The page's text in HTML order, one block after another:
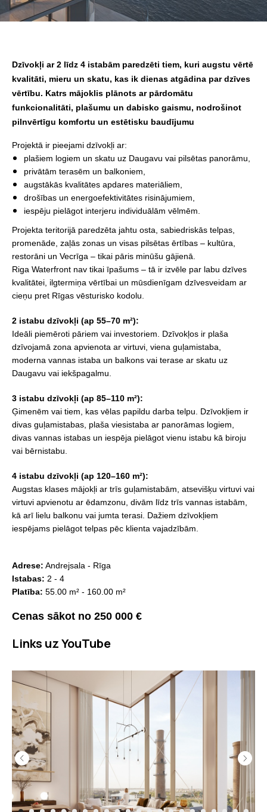
Dzīvokļi ar 2 līdz 4 istabām paredzēti tiem, kuri augstu vērtē
kvalitāti, mieru un skatu, kas ik dienas atgādina par dzīves
vērtību. Katrs mājoklis plānots ar pārdomātu
funkcionalitāti, plašumu un dabisko gaismu, nodrošinot
pilnvērtīgu komfortu un estētisku baudījumu
Projektā ir pieejami dzīvokļi ar:
plašiem logiem un skatu uz Daugavu vai pilsētas panorāmu,
privātām terasēm un balkoniem,
augstākās kvalitātes apdares materiāliem,
drošības un energoefektivitātes risinājumiem,
iespēju pielāgot interjeru individuālām vēlmēm.
Projekta teritorijā paredzēta jahtu osta, sabiedriskās telpas,
promenāde, zaļās zonas un visas pilsētas ērtības – kultūra,
restorāni un Vecrīga – tikai pāris minūšu gājienā.
Riga Waterfront nav tikai īpašums – tā ir izvēle par labu dzīves
kvalitātei, ilgtermiņa vērtībai un mūsdienīgam dzīvesveidam ar
cieņu pret Rīgas vēsturisko kodolu.
2 istabu dzīvokļi (ap 55–70 m²):
Ideāli piemēroti pāriem vai investoriem. Dzīvokļos ir plaša
dzīvojamā zona apvienota ar virtuvi, viena guļamistaba,
moderna vannas istaba un balkons vai terase ar skatu uz
Daugavu vai iekšpagalmu.
3 istabu dzīvokļi (ap 85–110 m²):
Ģimenēm vai tiem, kas vēlas papildu darba telpu. Dzīvokļiem ir
divas guļamistabas, plaša viesistaba ar panorāmas logiem,
divas vannas istabas un iespēja pielāgot vienu istabu kā biroju
vai bērnistabu.
4 istabu dzīvokļi (ap 120–160 m²):
Augstas klases mājokļi ar trīs guļamistabām, atsevišķu virtuvi vai
virtuvi apvienotu ar ēdamzonu, divām līdz trīs vannas istabām,
kā arī lielu balkonu vai jumta terasi. Dažiem dzīvokļiem
iespējams pielāgot telpas pēc klienta vajadzībām.
Adrese: Andrejsala - Rīga
Istabas: 2 - 4
Platība: 55.00 m² - 160.00 m²
Cenas sākot no 250 000 €
Links uz YouTube